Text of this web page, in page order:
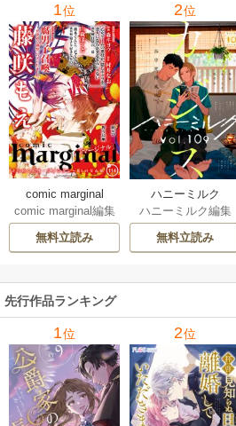
1位
comic marginal
comic marginal編集
部
無料立読み
2位
ハニーミルク
ハニーミルク編集
部
無料立読み
先行作品ランキング
1位 2位